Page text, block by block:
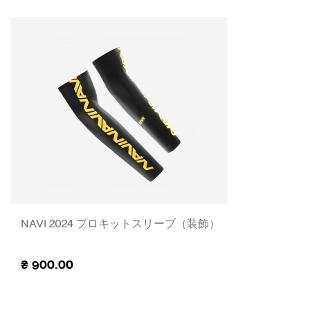
NAVI 2024 プロキットスリーブ（装飾）
₴ 900.00